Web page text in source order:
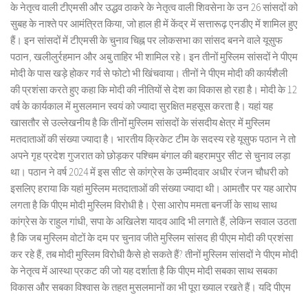
के नेतृत्व वाली टीएमसी और उद्धव ठाकरे के नेतृत्व वाली शिवसेना के उन 26 सांसदों को
सुबह के नाश्ते पर आमंत्रित किया, जो हाल ही में केंद्र में सत्तारूढ़ एनडीए में शामिल हुए
हैं। इन सांसदों में टीएमसी के चुनाव चिह्न पर लोकसभा का सांसद बनने वाले यूसुफ
पठान, खलीलुर्रहमान और अबु ताहिर भी शामिल रहे। इन तीनों मुस्लिम सांसदों ने पीएम
मोदी के पास खड़े होकर गर्व से फोटो भी खिंचवाया। तीनों ने पीएम मोदी की कार्यशैली
की प्रशंसा करते हुए कहा कि मोदी की नीतियों से देश का विकास हो रहा है। मोदी के 12
वर्ष के कार्यकाल में मुसलमान स्वयं को ज्यादा सुरक्षित महसूस करता है। यहां यह
खासतौर से उल्लेखनीय है कि तीनों मुस्लिम सांसदों के संसदीय क्षेत्र में मुस्लिम
मतदाताओं की संख्या ज्यादा है। भारतीय क्रिकेट टीम के सदस्य रहे यूसुफ पठान ने तो
अपने गृह प्रदेश गुजरात को छोड़कर पश्चिम बंगाल की बहरामपुर सीट से चुनाव लड़ा
था। पठान ने वर्ष 2024 में इस सीट से कांग्रेस के उम्मीदवार अधीर रंजन चौधरी को
इसलिए हराया कि यहां मुस्लिम मतदाताओं की संख्या ज्यादा थी। आमतौर पर यह आरोप
लगता है कि पीएम मोदी मुस्लिम विरोधी है। ऐसा आरोप ममता बनर्जी के साथ साथ
कांग्रेस के राहुल गांधी, सपा के अखिलेश यादव आदि भी लगाते हैं, लेकिन सवाल उठता
है कि जब मुस्लिम वोटों के दम पर चुनाव जीते मुस्लिम सांसद ही पीएम मोदी की प्रशंसा
कर रहे हैं, तब मोदी मुस्लिम विरोधी कैसे हो सकते हैं? तीनों मुस्लिम सांसदों ने पीएम मोदी
के नेतृत्व में आस्था प्रकट की जो यह दर्शाता है कि पीएम मोदी सबका साथ सबका
विकास और सबका विश्वास के तहत मुसलमानों का भी पूरा ख्याल रखते हैं। यदि पीएम